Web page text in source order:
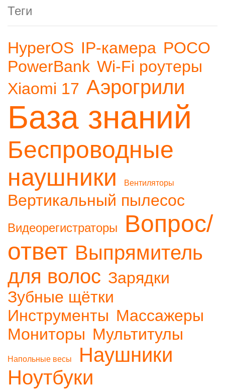
Теги
HyperOS IP-камера POCO
PowerBank Wi-Fi роутеры
Xiaomi 17 Аэрогрили
База знаний
Беспроводные
наушники
Вентиляторы
Вертикальный пылесос
Видеорегистраторы
Вопрос/
ответ Выпрямитель
для волос Зарядки
Зубные щётки
Инструменты Массажеры
Мониторы Мультитулы
Напольные весы
Наушники
Ноутбуки